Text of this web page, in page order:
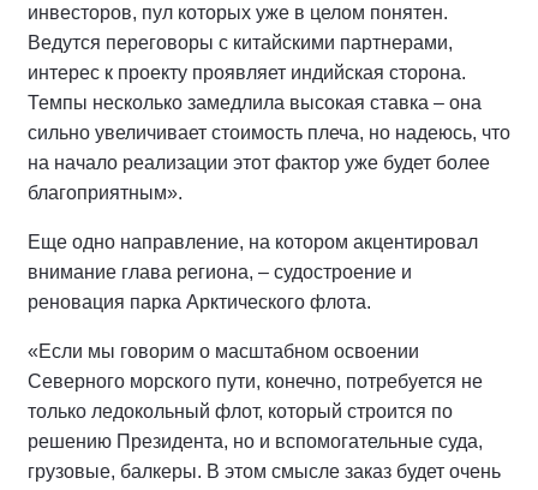
инвесторов, пул которых уже в целом понятен.
Ведутся переговоры с китайскими партнерами,
интерес к проекту проявляет индийская сторона.
Темпы несколько замедлила высокая ставка – она
сильно увеличивает стоимость плеча, но надеюсь, что
на начало реализации этот фактор уже будет более
благоприятным».
Еще одно направление, на котором акцентировал
внимание глава региона, – судостроение и
реновация парка Арктического флота.
«Если мы говорим о масштабном освоении
Северного морского пути, конечно, потребуется не
только ледокольный флот, который строится по
решению Президента, но и вспомогательные суда,
грузовые, балкеры. В этом смысле заказ будет очень